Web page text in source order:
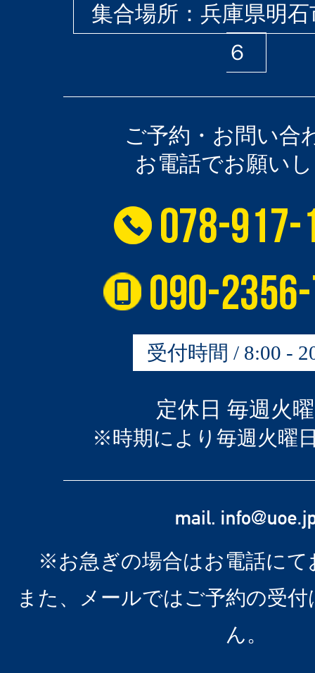
集合場所：兵庫県明
６
ご予約・お問い合
お電話でお願い
受付時間 / 8:00 -
定休日 毎週火
※時期により毎週火曜
※お急ぎの場合はお電話にて
また、メールではご予約の受
ん。